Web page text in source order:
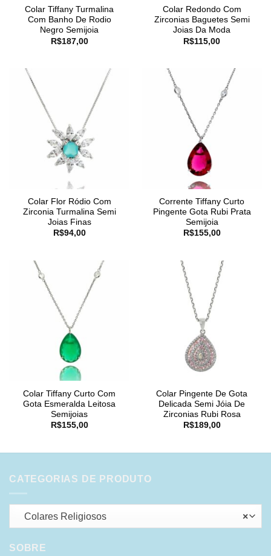
Colar Tiffany Turmalina
Com Banho De Rodio
Negro Semijoia
R$187,00
Colar Redondo Com
Zirconias Baguetes Semi
Joias Da Moda
R$115,00
Colar Flor Ródio Com
Zirconia Turmalina Semi
Joias Finas
R$94,00
Corrente Tiffany Curto
Pingente Gota Rubi Prata
Semijoia
R$155,00
Colar Tiffany Curto Com
Gota Esmeralda Leitosa
Semijoias
R$155,00
Colar Pingente De Gota
Delicada Semi Jóia De
Zirconias Rubi Rosa
R$189,00
CATEGORIAS DE PRODUTO
×
Colares Religiosos
SOBRE